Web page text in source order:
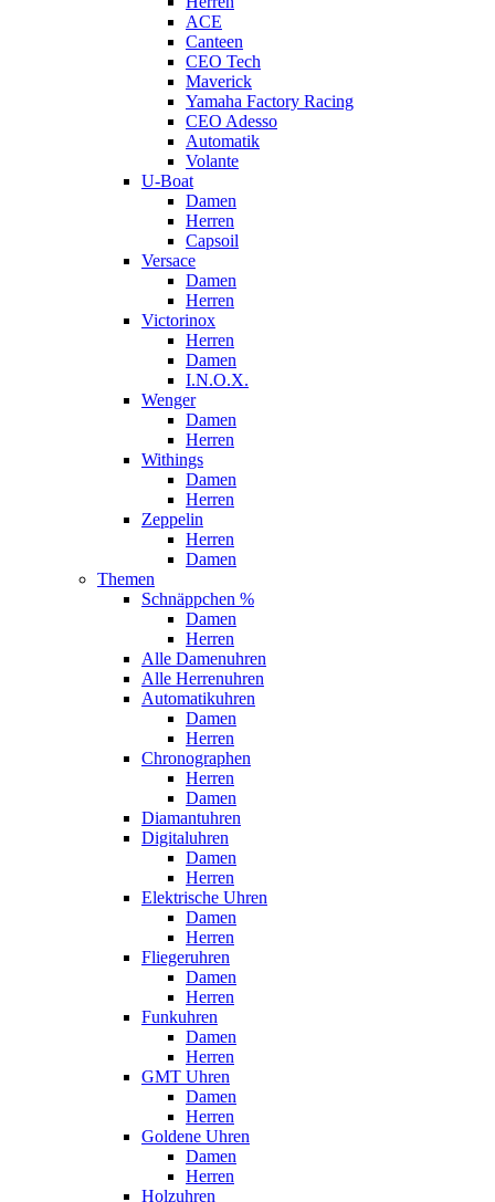
ACE
Canteen
CEO Tech
Maverick
Yamaha Factory Racing
CEO Adesso
Automatik
Volante
U-Boat
Damen
Herren
Capsoil
Versace
Damen
Herren
Victorinox
Herren
Damen
I.N.O.X.
Wenger
Damen
Herren
Withings
Damen
Herren
Zeppelin
Herren
Damen
Themen
Schnäppchen %
Damen
Herren
Alle Damenuhren
Alle Herrenuhren
Automatikuhren
Damen
Herren
Chronographen
Herren
Damen
Diamantuhren
Digitaluhren
Damen
Herren
Elektrische Uhren
Damen
Herren
Fliegeruhren
Damen
Herren
Funkuhren
Damen
Herren
GMT Uhren
Damen
Herren
Goldene Uhren
Damen
Herren
Holzuhren